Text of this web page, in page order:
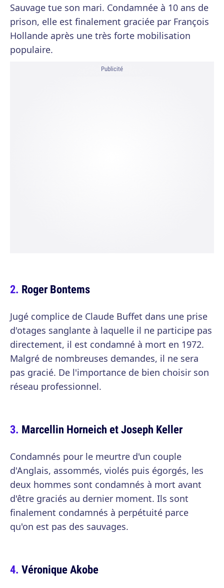
Sauvage tue son mari. Condamnée à 10 ans de
prison, elle est finalement graciée par François
Hollande après une très forte mobilisation
populaire.
Publicité
Roger Bontems
Jugé complice de Claude Buffet dans une prise
d'otages sanglante à laquelle il ne participe pas
directement, il est condamné à mort en 1972.
Malgré de nombreuses demandes, il ne sera
pas gracié. De l'importance de bien choisir son
réseau professionnel.
Marcellin Horneich et Joseph Keller
Condamnés pour le meurtre d'un couple
d'Anglais, assommés, violés puis égorgés, les
deux hommes sont condamnés à mort avant
d'être graciés au dernier moment. Ils sont
finalement condamnés à perpétuité parce
qu'on est pas des sauvages.
Véronique Akobe